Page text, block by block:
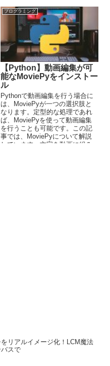
プログラミング
【Python】動画編集が可
能なMoviePyをインストー
ル
Pythonで動画編集を行う場合に
は、MoviePyが一つの選択肢と
なります。定型的な処理であれ
ば、MoviePyを使って動画編集
を行うことも可能です。この記
事では、MoviePyについて解説
しています。文字を動画に組み
をリアルイメージ化！LCM魔法
スで